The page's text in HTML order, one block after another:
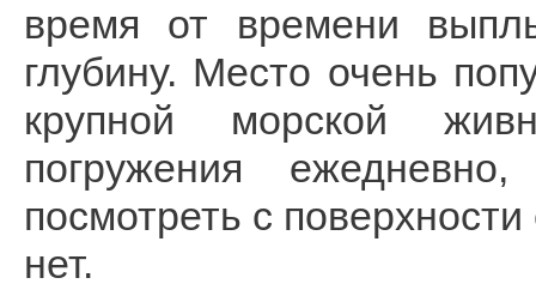
время от времени
глубину. Место очень
крупной морской
погружения
посмотреть с
нет.